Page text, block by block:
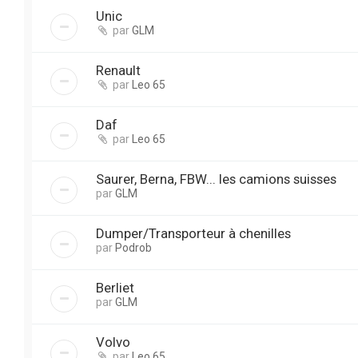
Unic
parGLM
Renault
par Leo 65
Daf
par Leo 65
Saurer, Berna, FBW... les camions suisses
parGLM
Dumper/Transporteur à chenilles
par Podrob
Berliet
parGLM
Volvo